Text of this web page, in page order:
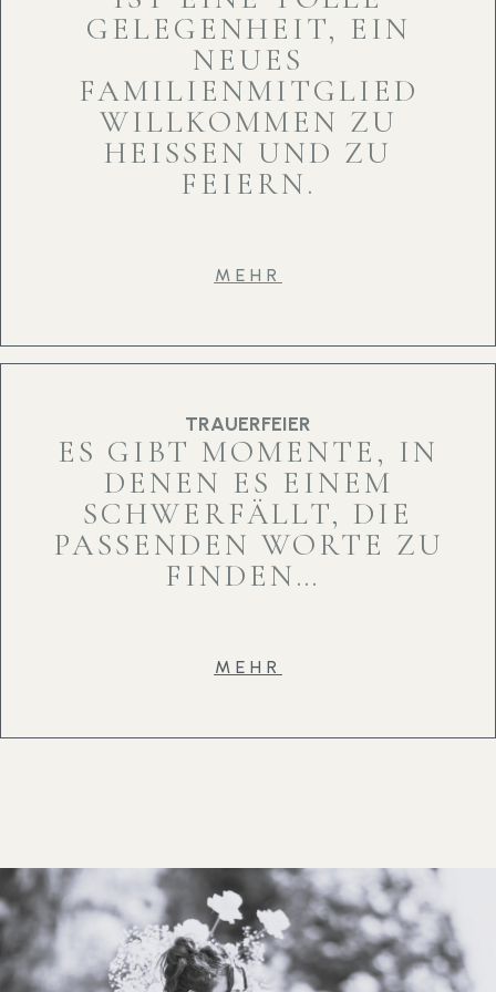
GELEGENHEIT, EIN
NEUES
FAMILIENMITGLIED
WILLKOMMEN ZU
HEISSEN UND ZU F
EIERN.
MEHR
TRAUERFEIER
ES GIBT MOMENTE, IN
DENEN ES EINEM
SCHWERFÄLLT, DIE
PASSENDEN WORTE ZU
FINDEN…
MEHR